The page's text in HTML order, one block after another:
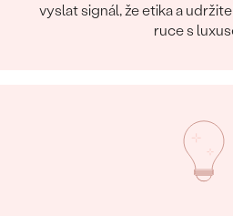
vyslat signál, že etika a
ruce s